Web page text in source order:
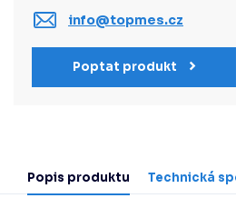
info@topmes.cz
Poptat produkt
Popis produktu Technická